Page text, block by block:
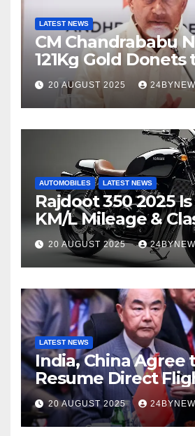
LATEST NEWS
CM Chandrababu
121Kg Gold Donets
Venkateswara TTD
20 AUGUST 2025
AUTOMOBILES LATEST NEWS
Rajdoot 350 2025 Is
KM/L Mileage &
at Just ₹65,000
20 AUGUST 2025
LATEST NEWS
India, China Agree
Resume Direct
four years, Boost
Ties
20 AUGUST 2025